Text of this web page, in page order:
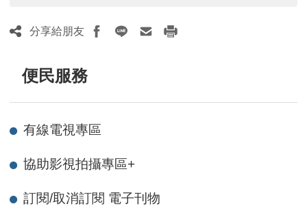
便民服務
有線電視專區
協助影視拍攝專區+
訂閱/取消訂閱 電子刊物
分享給朋友